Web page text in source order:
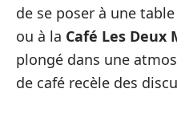
de se poser à une
ou à la Café Les Deux
plongé dans une
de café recèle des